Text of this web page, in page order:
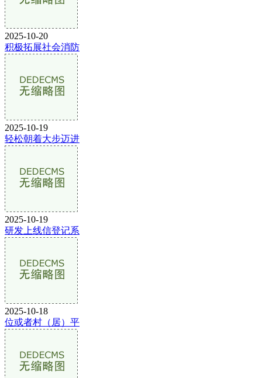
2025-10-20
积极拓展社会消防
2025-10-19
轻松朝着大步迈进
2025-10-19
研发上线信登记系
2025-10-18
位或者村（居）平